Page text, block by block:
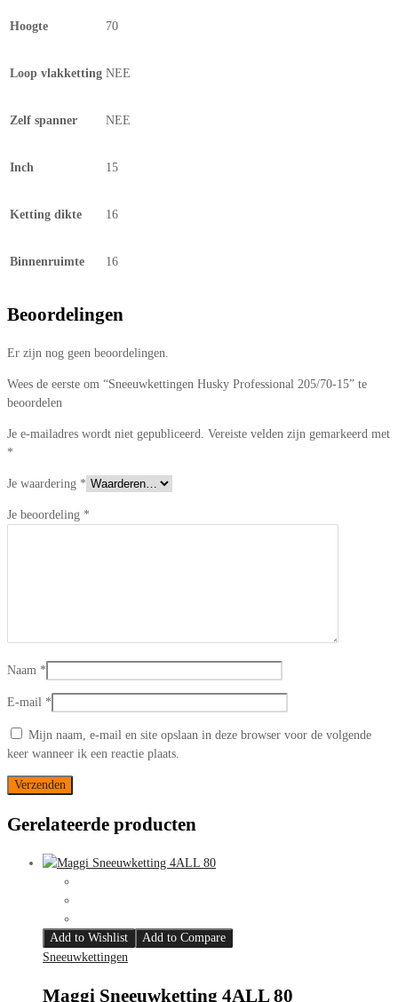
Hoogte 70
Loop vlakketting NEE
Zelf spanner NEE
Inch 15
Ketting dikte 16
Binnenruimte 16
Beoordelingen
Er zijn nog geen beoordelingen.
Wees de eerste om “Sneeuwkettingen Husky Professional 205/70-15” te
beoordelen
Je e-mailadres wordt niet gepubliceerd. Vereiste velden zijn gemarkeerd met
*
Je waardering *
Je beoordeling *
Naam *
E-mail *
Mijn naam, e-mail en site opslaan in deze browser voor de volgende
keer wanneer ik een reactie plaats.
Gerelateerde producten
Add to Wishlist
Add to Compare
Sneeuwkettingen
Maggi Sneeuwketting 4ALL 80